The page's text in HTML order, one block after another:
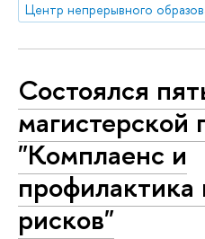
Центр непрерывного
Состоялся
магистерской
"Комплаенс и
профилактика
рисков"